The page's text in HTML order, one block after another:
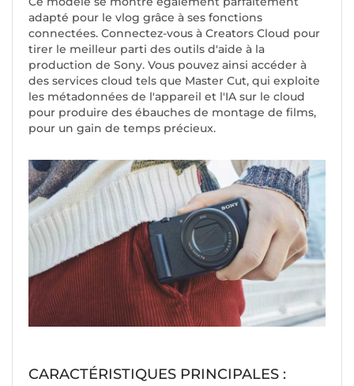
adapté pour le vlog grâce à ses fonctions
connectées. Connectez-vous à Creators Cloud pour
tirer le meilleur parti des outils d'aide à la
production de Sony. Vous pouvez ainsi accéder à
des services cloud tels que Master Cut, qui exploite
les métadonnées de l'appareil et l'IA sur le cloud
pour produire des ébauches de montage de films,
pour un gain de temps précieux.
CARACTÉRISTIQUES PRINCIPALES :